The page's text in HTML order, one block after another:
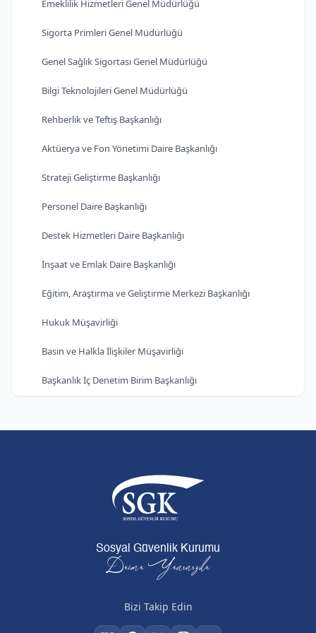
Emeklilik Hizmetleri Genel Müdürlüğü
Sigorta Primleri Genel Müdürlüğü
Genel Sağlık Sigortası Genel Müdürlüğü
Bilgi Teknolojileri Genel Müdürlüğü
Rehberlik ve Teftiş Başkanlığı
Aktüerya ve Fon Yönetimi Daire Başkanlığı
Strateji Geliştirme Başkanlığı
Personel Daire Başkanlığı
Destek Hizmetleri Daire Başkanlığı
İnşaat ve Emlak Daire Başkanlığı
Eğitim, Araştırma ve Geliştirme Merkezi Başkanlığı
Hukuk Müşavirliği
Basın ve Halkla İlişkiler Müşavirliği
Başkanlık İç Denetim Birim Başkanlığı
Sosyal Güvenlik Kurumu
Daima Yanınızda
Bizi Takip Edin